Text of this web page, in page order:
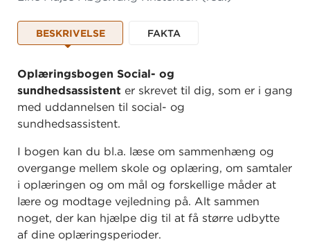
BESKRIVELSE FAKTA
Oplæringsbogen Social- og
sundhedsassistent er skrevet til dig, som er i gang
med uddannelsen til social- og
sundhedsassistent.
I bogen kan du bl.a. læse om sammenhæng og
overgange mellem skole og oplæring, om samtaler
i oplæringen og om mål og forskellige måder at
lære og modtage vejledning på. Alt sammen
noget, der kan hjælpe dig til at få større udbytte
af dine oplæringsperioder.